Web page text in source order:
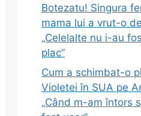
Botezatu! Singura
mama lui a vrut-o
„Celelalte nu i-au
plac”
Cum a schimbat-o
Violetei în SUA pe
„Când m-am întors